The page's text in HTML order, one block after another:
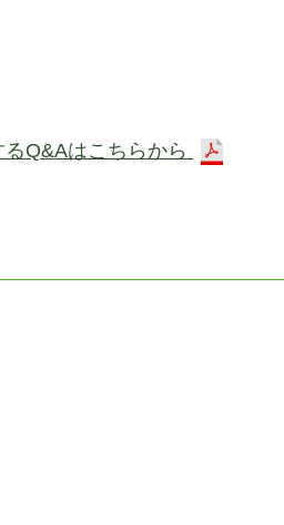
Q&Aはこちらから